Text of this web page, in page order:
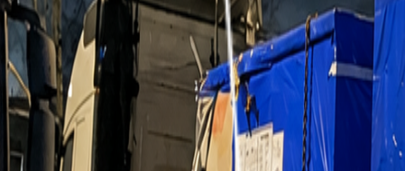
Подробнее
Доставка ТПО
Перевозка промышленного оборудования
логистических решений.
Подробнее